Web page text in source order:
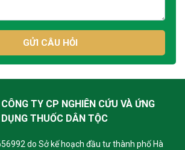
GỬI CÂU HỎI
CÔNG TY CP NGHIÊN CỨU VÀ ỨNG
DỤNG THUỐC DÂN TỘC
do Sở kế hoạch đầu tư thành phố Hà